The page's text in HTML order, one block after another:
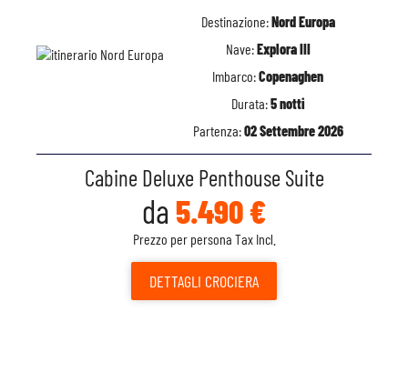
Destinazione:Nord Europa
Nave:Explora III
Imbarco:Copenaghen
Durata:5 notti
Partenza:02 Settembre 2026
Cabine Deluxe Penthouse Suite
da 5.490 €
Prezzo per persona Tax Incl.
DETTAGLI CROCIERA